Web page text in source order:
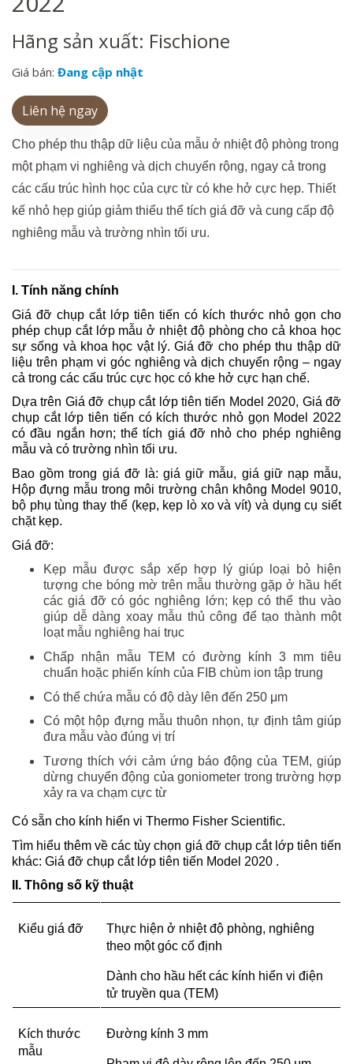
Hãng sản xuất: Fischione
Giá bán: Đang cập nhật
Liên hệ ngay
Cho phép thu thập dữ liệu của mẫu ở nhiệt độ phòng trong
một phạm vi nghiêng và dịch chuyển rộng, ngay cả trong
các cấu trúc hình học của cực từ có khe hở cực hẹp. Thiết
kế nhỏ hẹp giúp giảm thiểu thể tích giá đỡ và cung cấp độ
nghiêng mẫu và trường nhìn tối ưu.
I. Tính năng chính
Giá đỡ chụp cắt lớp tiên tiến có kích thước nhỏ gọn cho
phép chụp cắt lớp mẫu ở nhiệt độ phòng cho cả khoa học
sự sống và khoa học vật lý. Giá đỡ cho phép thu thập dữ
liệu trên phạm vi góc nghiêng và dịch chuyển rộng – ngay
cả trong các cấu trúc cực học có khe hở cực hạn chế.
Dựa trên Giá đỡ chụp cắt lớp tiên tiến Model 2020, Giá đỡ
chụp cắt lớp tiên tiến có kích thước nhỏ gọn Model 2022
có đầu ngắn hơn; thể tích giá đỡ nhỏ cho phép nghiêng
mẫu và có trường nhìn tối ưu.
Bao gồm trong giá đỡ là: giá giữ mẫu, giá giữ nạp mẫu,
Hộp đựng mẫu trong môi trường chân không Model 9010,
bộ phụ tùng thay thế (kẹp, kẹp lò xo và vít) và dụng cụ siết
chặt kẹp.
Giá đỡ:
Kẹp mẫu được sắp xếp hợp lý giúp loại bỏ hiện
tượng che bóng mờ trên mẫu thường gặp ở hầu hết
các giá đỡ có góc nghiêng lớn; kẹp có thể thu vào
giúp dễ dàng xoay mẫu thủ công để tạo thành một
loạt mẫu nghiêng hai trục
Chấp nhận mẫu TEM có đường kính 3 mm tiêu
chuẩn hoặc phiến kính của FIB chùm ion tập trung
Có thể chứa mẫu có độ dày lên đến 250 μm
Có một hộp đựng mẫu thuôn nhọn, tự định tâm giúp
đưa mẫu vào đúng vị trí
Tương thích với cảm ứng báo động của TEM, giúp
dừng chuyển động của goniometer trong trường hợp
xảy ra va chạm cực từ
Có sẵn cho kính hiển vi Thermo Fisher Scientific.
Tìm hiểu thêm về các tùy chọn giá đỡ chụp cắt lớp tiên tiến
khác: Giá đỡ chụp cắt lớp tiên tiến Model 2020 .
II. Thông số kỹ thuật
Kiểu giá đỡ
Thực hiện ở nhiệt độ phòng, nghiêng
theo một góc cố định
Dành cho hầu hết các kính hiển vi điện
tử truyền qua (TEM)
Kích thước
mẫu
Đường kính 3 mm